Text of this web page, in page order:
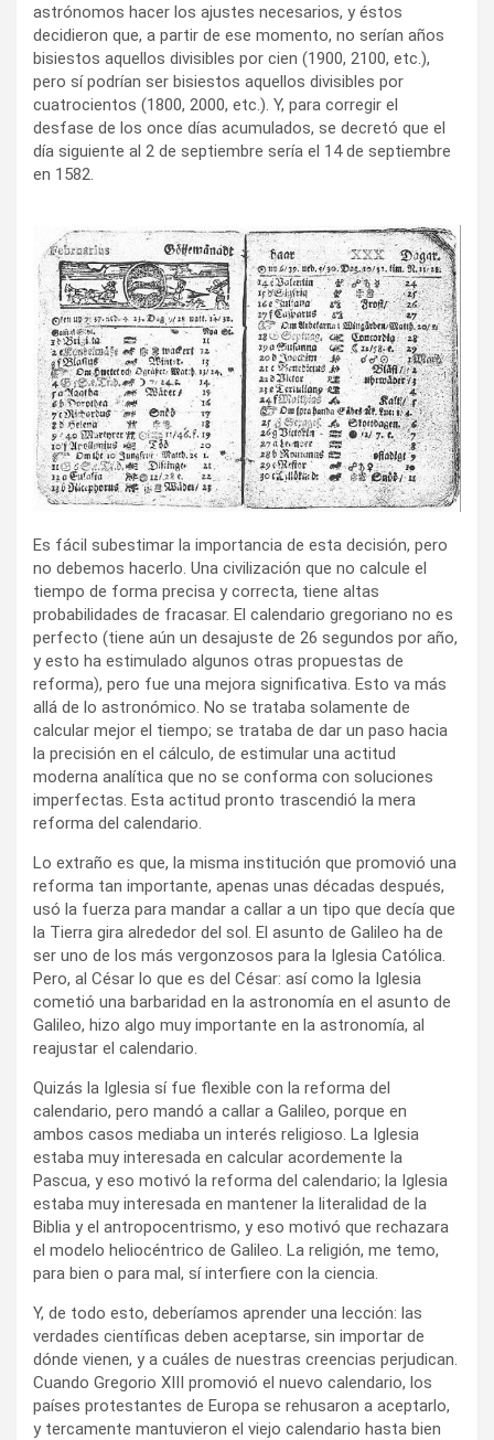
astrónomos hacer los ajustes necesarios, y éstos
decidieron que, a partir de ese momento, no serían años
bisiestos aquellos divisibles por cien (1900, 2100, etc.),
pero sí podrían ser bisiestos aquellos divisibles por
cuatrocientos (1800, 2000, etc.). Y, para corregir el
desfase de los once días acumulados, se decretó que el
día siguiente al 2 de septiembre sería el 14 de septiembre
en 1582.
Es fácil subestimar la importancia de esta decisión, pero
no debemos hacerlo. Una civilización que no calcule el
tiempo de forma precisa y correcta, tiene altas
probabilidades de fracasar. El calendario gregoriano no es
perfecto (tiene aún un desajuste de 26 segundos por año,
y esto ha estimulado algunos otras propuestas de
reforma), pero fue una mejora significativa. Esto va más
allá de lo astronómico. No se trataba solamente de
calcular mejor el tiempo; se trataba de dar un paso hacia
la precisión en el cálculo, de estimular una actitud
moderna analítica que no se conforma con soluciones
imperfectas. Esta actitud pronto trascendió la mera
reforma del calendario.
Lo extraño es que, la misma institución que promovió una
reforma tan importante, apenas unas décadas después,
usó la fuerza para mandar a callar a un tipo que decía que
la Tierra gira alrededor del sol. El asunto de Galileo ha de
ser uno de los más vergonzosos para la Iglesia Católica.
Pero, al César lo que es del César: así como la Iglesia
cometió una barbaridad en la astronomía en el asunto de
Galileo, hizo algo muy importante en la astronomía, al
reajustar el calendario.
Quizás la Iglesia sí fue flexible con la reforma del
calendario, pero mandó a callar a Galileo, porque en
ambos casos mediaba un interés religioso. La Iglesia
estaba muy interesada en calcular acordemente la
Pascua, y eso motivó la reforma del calendario; la Iglesia
estaba muy interesada en mantener la literalidad de la
Biblia y el antropocentrismo, y eso motivó que rechazara
el modelo heliocéntrico de Galileo. La religión, me temo,
para bien o para mal, sí interfiere con la ciencia.
Y, de todo esto, deberíamos aprender una lección: las
verdades científicas deben aceptarse, sin importar de
dónde vienen, y a cuáles de nuestras creencias perjudican.
Cuando Gregorio XIII promovió el nuevo calendario, los
países protestantes de Europa se rehusaron a aceptarlo,
y tercamente mantuvieron el viejo calendario hasta bien